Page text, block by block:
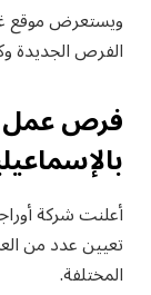
ويستعرض موقع
الفرص الجديدة
فرص عمل
أعلنت شركة
تعيين عدد من
المختلفة.